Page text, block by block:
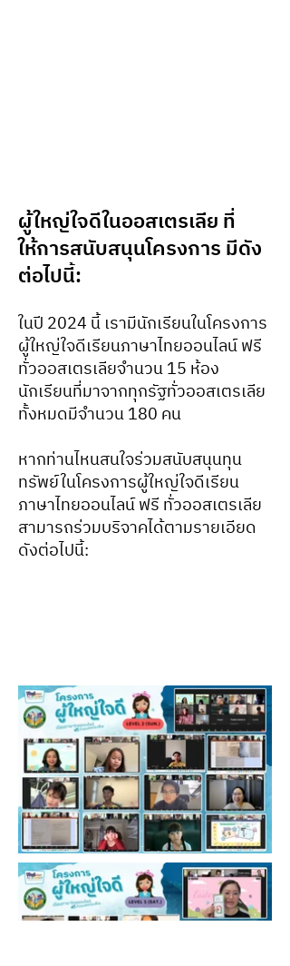
ผู้ใหญ่ใจดีในออสเตรเลีย ที่
ให้การสนับสนุนโครงการ มีดัง
ต่อไปนี้:
ในปี 2024 นี้ เรามีนักเรียนในโครงการ
ผู้ใหญ่ใจดีเรียนภาษาไทยออนไลน์ ฟรี
ทั่วออสเตรเลียจำนวน 15 ห้อง
นักเรียนที่มาจากทุกรัฐทั่วออสเตรเลีย
ทั้งหมดมีจำนวน 180 คน
หากท่านไหนสนใจร่วมสนับสนุนทุน
ทรัพย์ในโครงการผู้ใหญ่ใจดีเรียน
ภาษาไทยออนไลน์ ฟรี ทั่วออสเตรเลีย
สามารถร่วมบริจาคได้ตามรายเอียด
ดังต่อไปนี้: